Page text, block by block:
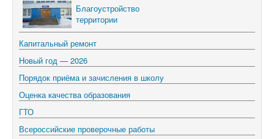
Благоустройство
территории
Капитальный ремонт
Новый год — 2026
Порядок приёма и зачисления в школу
Оценка качества образования
ГТО
Всероссийские проверочные работы